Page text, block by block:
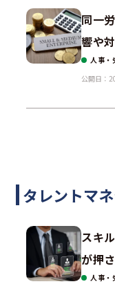
同一
響や
人事・
公開日：
タレントマ
スキ
が押
人事・